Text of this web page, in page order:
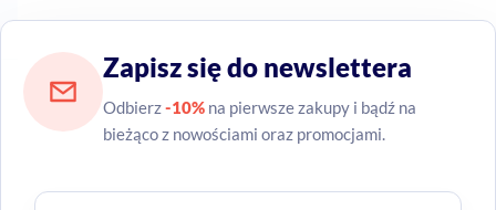
Zapisz się do newslettera
Odbierz-10% na pierwsze zakupy i bądź na
bieżąco z nowościami oraz promocjami.